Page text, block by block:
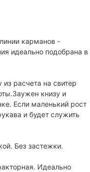
карманов -
идеально подобрана в
расчета на свитер
книзу и
Если маленький рост
и будет служить
Без застежки.
Идеально